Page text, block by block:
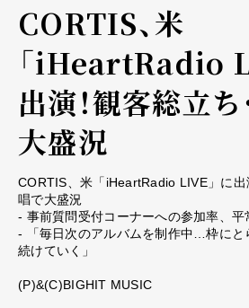
CORTIS、米
「iHeartRadio
出演！観客総立
大盛況
CORTIS、米「iHeartRadio LIVE」に
唱で大盛況
- 事前質問受付コーナーへの参加率、
- 「毎日次のアルバムを制作中…枠にと
続けていく」
(P)&(C)BIGHIT MUSIC